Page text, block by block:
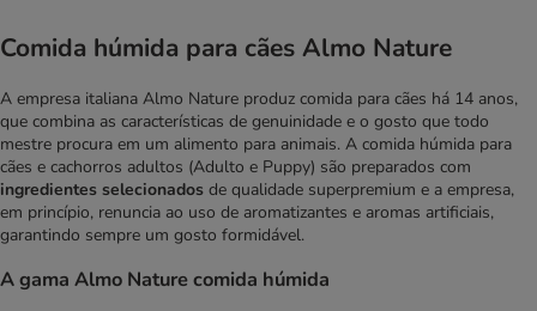
Comida húmida para cães Almo Nature
A empresa italiana Almo Nature produz comida para cães há 14 anos,
que combina as características de genuinidade e o gosto que todo
mestre procura em um alimento para animais. A comida húmida para
cães e cachorros adultos (Adulto e Puppy) são preparados com
ingredientes selecionados de qualidade superpremium e a empresa,
em princípio, renuncia ao uso de aromatizantes e aromas artificiais,
garantindo sempre um gosto formidável.
A gama Almo Nature comida húmida